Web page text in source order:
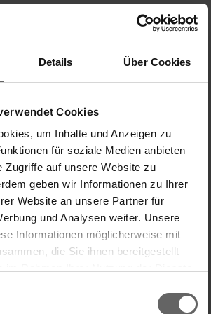
Details Über Cookies
Cookies
um Inhalte und Anzeigen zu
für soziale Medien anbieten
Zugriffe auf unsere Website zu
geben wir Informationen zu Ihrer
Website an unsere Partner für
und Analysen weiter. Unsere
Informationen möglicherweise mit
die Sie ihnen bereitgestellt
unsere Webseite weiterhin nutzen.
hace 1 año
zurückschicken
1,0l dunkelrot
Modell bestellt, bin leider gar nicht
nur mehr lauwarm, trotz
Wasser. Mit Thermoskanne Bolero 1
warm. Die versprochenen 24